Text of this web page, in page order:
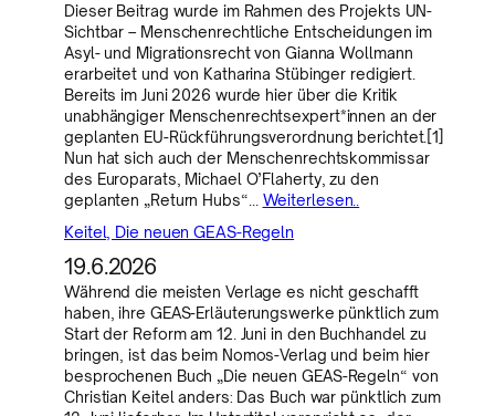
Dieser Beitrag wurde im Rahmen des Projekts UN-
Sichtbar – Menschenrechtliche Entscheidungen im
Asyl- und Migrationsrecht von Gianna Wollmann
erarbeitet und von Katharina Stübinger redigiert.
Bereits im Juni 2026 wurde hier über die Kritik
unabhängiger Menschenrechtsexpert*innen an der
geplanten EU-Rückführungsverordnung berichtet.[1]
Nun hat sich auch der Menschenrechtskommissar
des Europarats, Michael O’Flaherty, zu den
geplanten „Return Hubs“… Weiterlesen..
Keitel, Die neuen GEAS-Regeln
19.6.2026
Während die meisten Verlage es nicht geschafft
haben, ihre GEAS-Erläuterungswerke pünktlich zum
Start der Reform am 12. Juni in den Buchhandel zu
bringen, ist das beim Nomos-Verlag und beim hier
besprochenen Buch „Die neuen GEAS-Regeln“ von
Christian Keitel anders: Das Buch war pünktlich zum